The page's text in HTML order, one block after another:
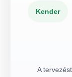
Kender
A